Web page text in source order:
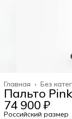
Без
Главная ›
Пальто
74 900 ₽
Российский размер